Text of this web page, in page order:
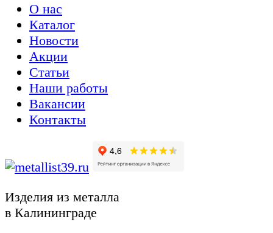
О нас
Каталог
Новости
Акции
Статьи
Наши работы
Вакансии
Контакты
Изделия из металла
в Калининграде